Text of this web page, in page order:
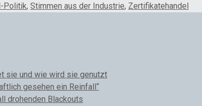
Politik, Stimmen aus der Industrie, Zertifikatehandel
sie und wie wird sie genutzt
gesehen ein Reinfall“
drohenden Blackouts